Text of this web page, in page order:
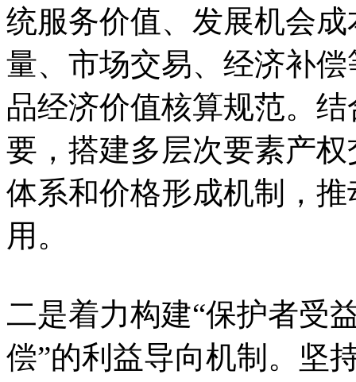
统服务价值、发展机会
量、市场交易、经济补
品经济价值核算规范。
要，搭建多层次要素产
体系和价格形成机制，
用。
二是着力构建“保护者受
偿”的利益导向机制。坚